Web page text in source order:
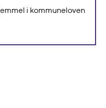
i kommuneloven